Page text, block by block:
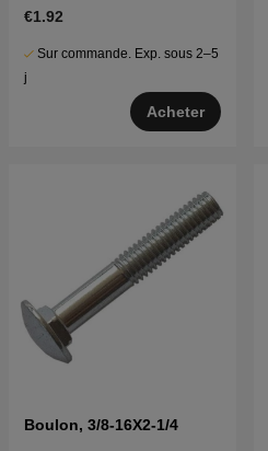
€1.92
Sur commande. Exp. sous 2–5
j
Acheter
Boulon, 3/8-16X2-1/4